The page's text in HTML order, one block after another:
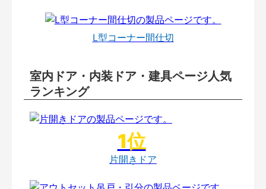
L型コーナー間仕切
室内ドア・内装ドア・建具ページ人気
ランキング
片開きドア